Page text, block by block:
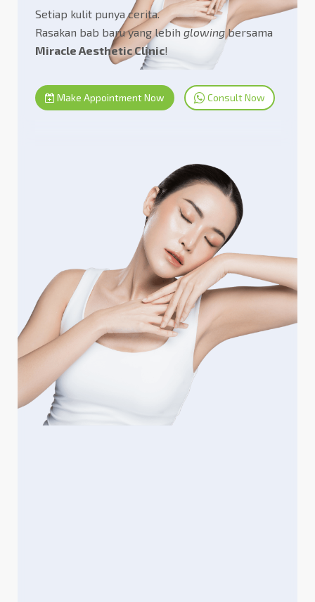
Setiap kulit punya cerita.
Rasakan bab baru yang lebihglowingbersama
Miracle Aesthetic Clinic!
Make Appointment Now Consult Now